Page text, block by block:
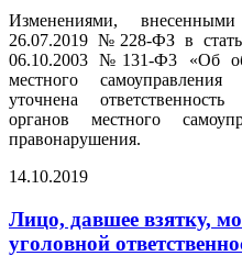
Изменениями,
26.07.2019 №228-ФЗ в
06.10.2003 №131-Ф3 «Об
местного
уточнена
органов местного
правонарушения.
14.10.2019
Лицо, давшее взятку,
уголовной